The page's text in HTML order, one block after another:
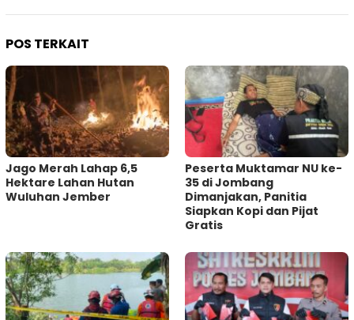
POS TERKAIT
Jago Merah Lahap 6,5
Hektare Lahan Hutan
Wuluhan Jember
Peserta Muktamar NU ke-
35 di Jombang
Dimanjakan, Panitia
Siapkan Kopi dan Pijat
Gratis